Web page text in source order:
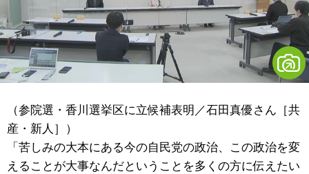
（参院選・香川選挙区に立候補表明／石田真優さん［共
産・新人］）
「苦しみの大本にある今の自民党の政治、この政治を変
えることが大事なんだということを多くの方に伝えたい